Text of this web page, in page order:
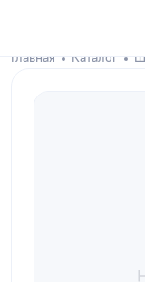
Главная Каталог